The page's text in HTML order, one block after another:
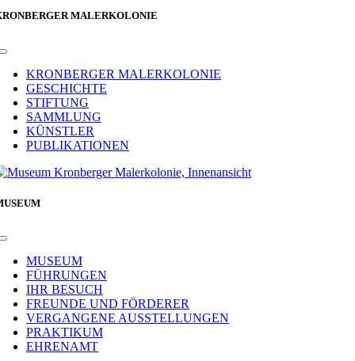
MALERKOLONIE
Toggle
NavigationKRONBERGER MALERKOLONIE
GESCHICHTE
STIFTUNG
SAMMLUNG
KÜNSTLER
PUBLIKATIONEN
Toggle
NavigationMUSEUM
FÜHRUNGEN
IHR BESUCH
FREUNDE UND FÖRDERER
VERGANGENE AUSSTELLUNGEN
PRAKTIKUM
EHRENAMT